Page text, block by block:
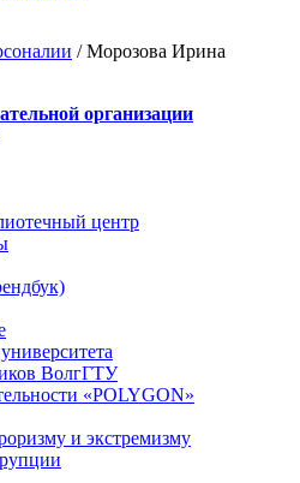
/ Морозова Ирина
организации
центр
ВолгГТУ
«POLYGON»
и экстремизму